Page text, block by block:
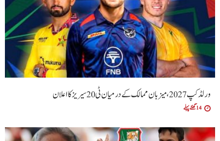
ورلڈ کپ 2027، میزبان ممالک کے درمیان ٹی20 سیریز کا اعلان
14 گھنٹے پہلے